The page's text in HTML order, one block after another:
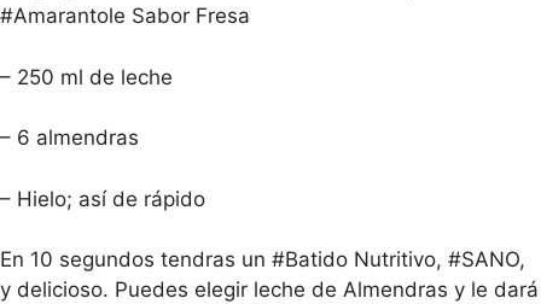
#Amarantole Sabor Fresa
– 250 ml de leche
– 6 almendras
– Hielo; así de rápido
En 10 segundos tendras un #Batido Nutritivo, #SANO,
y delicioso. Puedes elegir leche de Almendras y le dará